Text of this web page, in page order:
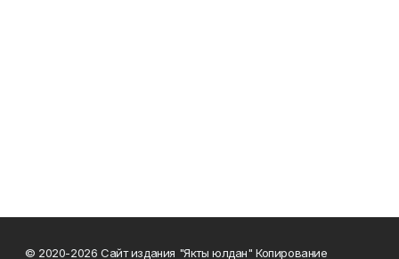
© 2020-2026 Сайт издания "Якты юлдан" Копирование